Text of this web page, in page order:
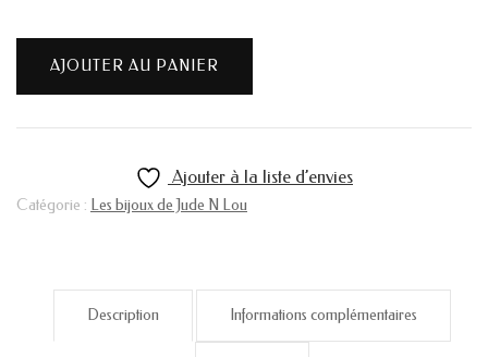
quantité
Collier
Judie
AJOUTER AU PANIER
Ajouter à la liste d’envies
Catégorie : Les bijoux de Jude N Lou
Description Informations complémentaires